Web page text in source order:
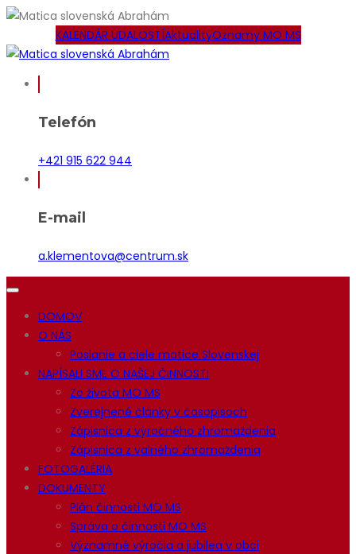
KALENDÁR UDALOSTÍAktualityOznamy MO MS
Telefón
+421 915 622 944
E-mail
a.klementova@centrum.sk
DOMOV
O NÁS
Poslanie a ciele matice Slovenskej
NAPÍSALI SME O NAŠEJ ČINNOSTI
Zo života MO MS
Zverejnené články v časopisoch
Zápisnica z výročného zhromaždenia
Zápisnica z valného zhromaždenia
FOTOGALÉRIA
DOKUMENTY
Plán činnosti MO MS
Správa o činnosti MO MS
Významné výročia a jubilea v obci